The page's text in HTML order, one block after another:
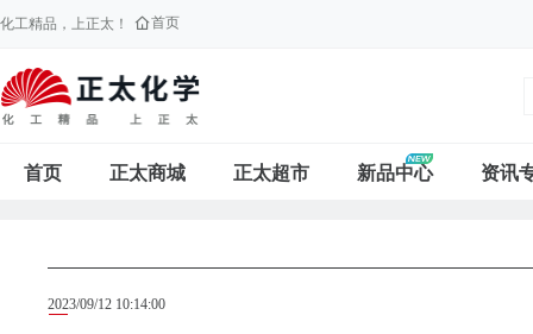
化工精品，上正太！ 首页
首页 正太商城 正太超市 新品中心 资讯
2023/09/12 10:14:00